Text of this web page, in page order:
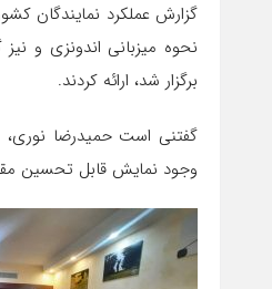
گزارش عملکرد نمایندگان
نحوه میزبانی اندونزی و
برگزار شد، ارائه کردند.
گفتنی است ‌حمیدرضا نوری،
وجود نمایش قابل تحسین